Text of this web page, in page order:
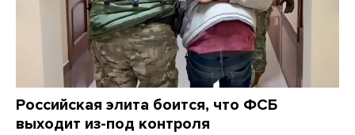
Российская элита боится, что ФСБ
выходит из-под контроля